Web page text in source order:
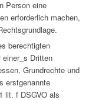
Person eine
erforderlich machen,
berechtigten
Dritten
Grundrechte und
erstgenannte
lit. f DSGVO als